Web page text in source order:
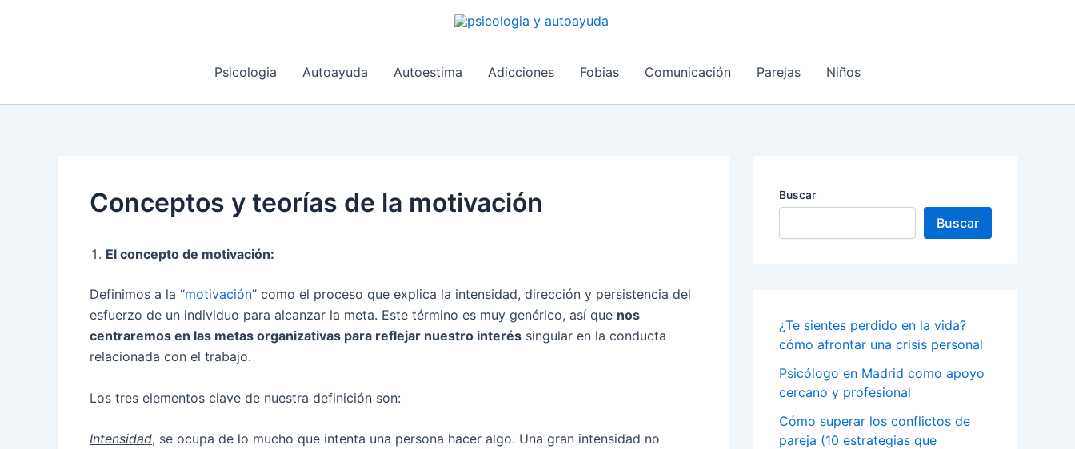
Psicologia
Autoayuda Autoestima Adicciones Fobias Comunicación Parejas Niños
Conceptos y teorías de la motivación
El concepto de motivación:
Definimos a la “motivación” como el proceso que explica la intensidad, dirección y persistencia del
esfuerzo de un individuo para alcanzar la meta. Este término es muy genérico, así que nos
centraremos en las metas organizativas para reflejar nuestro interés singular en la conducta
relacionada con el trabajo.
Los tres elementos clave de nuestra definición son:
Intensidad, se ocupa de lo mucho que intenta una persona hacer algo. Una gran intensidad no
Buscar
Buscar
¿Te sientes perdido en la vida?
cómo afrontar una crisis personal
Psicólogo en Madrid como apoyo
cercano y profesional
Cómo superar los conflictos de
pareja (10 estrategias que